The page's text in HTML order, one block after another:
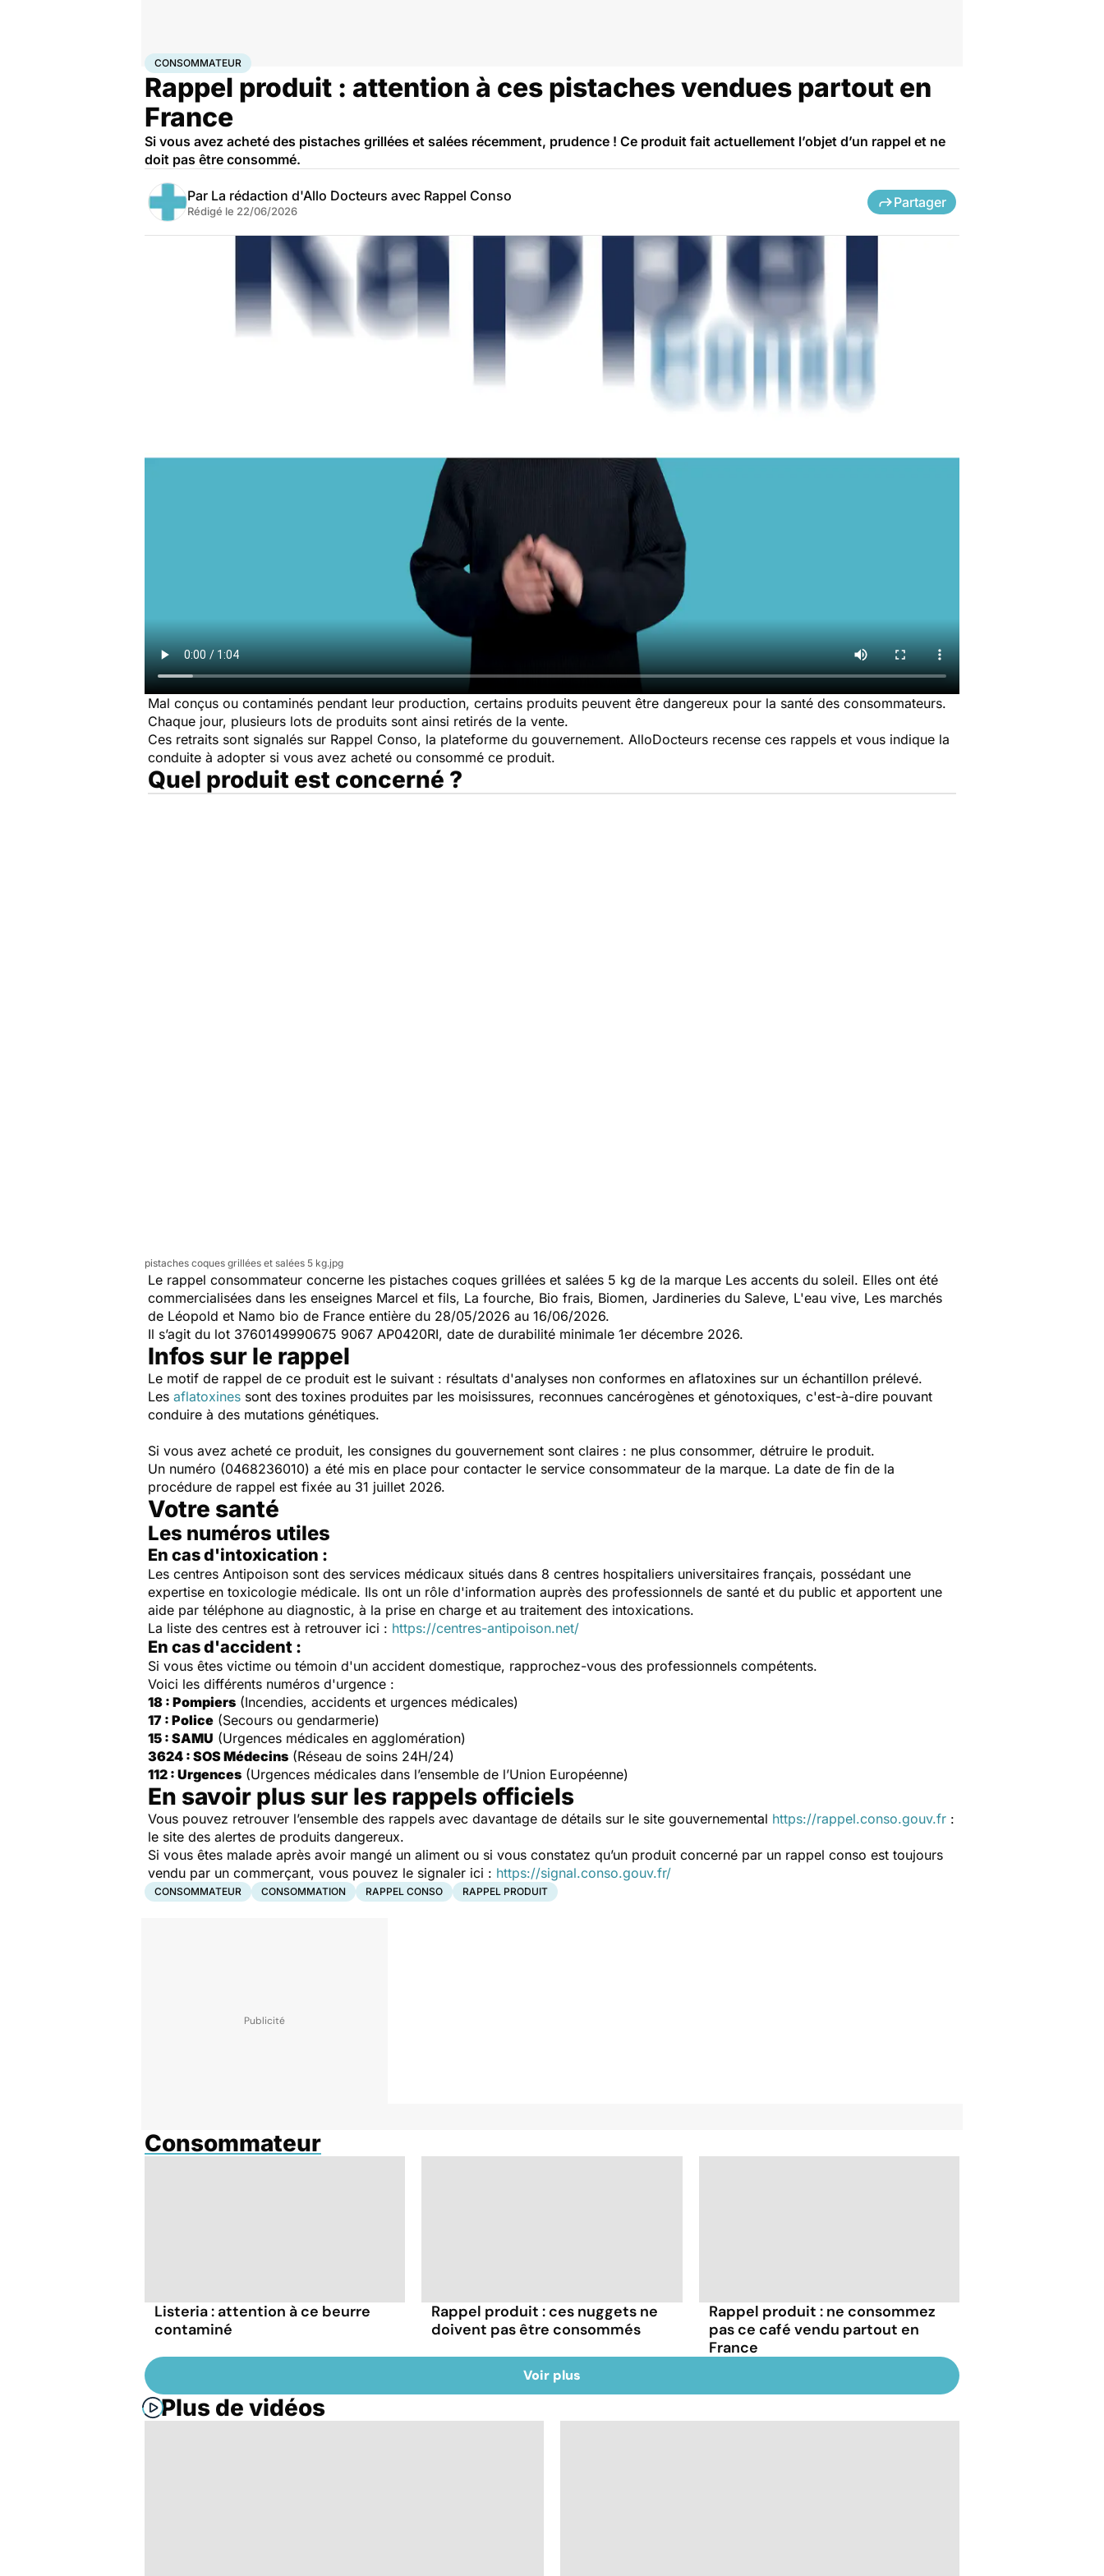
AccueilSantéConsommateur
CONSOMMATEUR
Rappel produit : attention à ces pistaches vendues partout en
France
Si vous avez acheté des pistaches grillées et salées récemment, prudence ! Ce produit fait actuellement l’objet d’un rappel et ne
doit pas être consommé.
Par La rédaction d'Allo Docteurs avec Rappel Conso
Rédigé le 22/06/2026
Partager
Mal conçus ou contaminés pendant leur production, certains produits peuvent être dangereux pour la santé des consommateurs.
Chaque jour, plusieurs lots de produits sont ainsi retirés de la vente.
Ces retraits sont signalés sur Rappel Conso, la plateforme du gouvernement. AlloDocteurs recense ces rappels et vous indique la
conduite à adopter si vous avez acheté ou consommé ce produit.
Quel produit est concerné ?
pistaches coques grillées et salées 5 kg.jpg
Le rappel consommateur concerne les pistaches coques grillées et salées 5 kg de la marque Les accents du soleil. Elles ont été
commercialisées dans les enseignes Marcel et fils, La fourche, Bio frais, Biomen, Jardineries du Saleve, L'eau vive, Les marchés
de Léopold et Namo bio de France entière du 28/05/2026 au 16/06/2026.
Il s’agit du lot 3760149990675 9067 AP0420RI, date de durabilité minimale 1er décembre 2026.
Infos sur le rappel
Le motif de rappel de ce produit est le suivant : résultats d'analyses non conformes en aflatoxines sur un échantillon prélevé.
Les aflatoxines sont des toxines produites par les moisissures, reconnues cancérogènes et génotoxiques, c'est-à-dire pouvant
conduire à des mutations génétiques.
Si vous avez acheté ce produit, les consignes du gouvernement sont claires : ne plus consommer, détruire le produit.
Un numéro (0468236010) a été mis en place pour contacter le service consommateur de la marque. La date de fin de la
procédure de rappel est fixée au 31 juillet 2026.
Votre santé
Les numéros utiles
En cas d'intoxication :
Les centres Antipoison sont des services médicaux situés dans 8 centres hospitaliers universitaires français, possédant une
expertise en toxicologie médicale. Ils ont un rôle d'information auprès des professionnels de santé et du public et apportent une
aide par téléphone au diagnostic, à la prise en charge et au traitement des intoxications.
La liste des centres est à retrouver ici : https://centres-antipoison.net/
En cas d'accident :
Si vous êtes victime ou témoin d'un accident domestique, rapprochez-vous des professionnels compétents.
Voici les différents numéros d'urgence :
18 : Pompiers (Incendies, accidents et urgences médicales)
17 : Police (Secours ou gendarmerie)
15 : SAMU (Urgences médicales en agglomération)
3624 : SOS Médecins (Réseau de soins 24H/24)
112 : Urgences (Urgences médicales dans l’ensemble de l’Union Européenne)
En savoir plus sur les rappels officiels
Vous pouvez retrouver l’ensemble des rappels avec davantage de détails sur le site gouvernemental https://rappel.conso.gouv.fr :
le site des alertes de produits dangereux.
Si vous êtes malade après avoir mangé un aliment ou si vous constatez qu’un produit concerné par un rappel conso est toujours
vendu par un commerçant, vous pouvez le signaler ici : https://signal.conso.gouv.fr/
CONSOMMATEUR CONSOMMATION RAPPEL CONSO RAPPEL PRODUIT
Consommateur
Listeria : attention à ce beurre
contaminé
Rappel produit : ces nuggets ne
doivent pas être consommés
Rappel produit : ne consommez
pas ce café vendu partout en
France
Voir plus
Plus de vidéos